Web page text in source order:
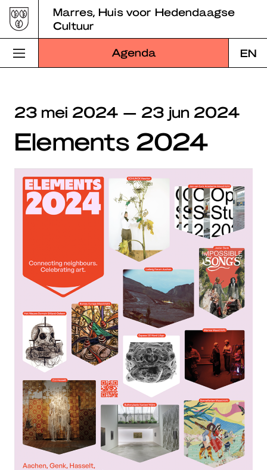
Skip
to
content
Marres, Huis voor Hedendaagse
Cultuur
Agenda EN
Programma
Educatie
Over Marres
Marres Kitchen
Zoek
23 mei 2024 — 23 jun 2024
Elements 2024